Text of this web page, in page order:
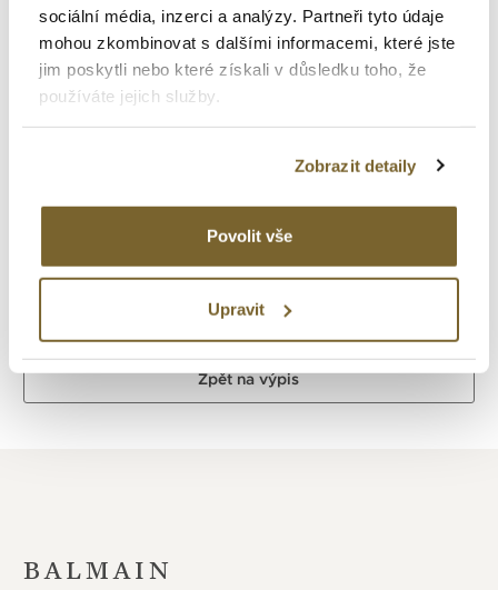
sociální média, inzerci a analýzy. Partneři tyto údaje
mohou zkombinovat s dalšími informacemi, které jste
jim poskytli nebo které získali v důsledku toho, že
používáte jejich služby.
Zobrazit detaily
Povolit vše
Upravit
Barva číselníku
Černá
Motýlová
Průměr v mm
30
Zpět na výpis
BALMAIN